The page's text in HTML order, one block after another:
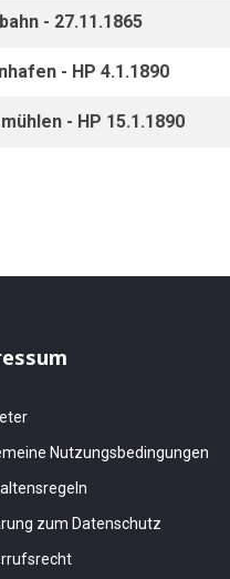
- 27.11.1865
- HP 4.1.1890
- HP 15.1.1890
Nutzungsbedingungen
zum Datenschutz